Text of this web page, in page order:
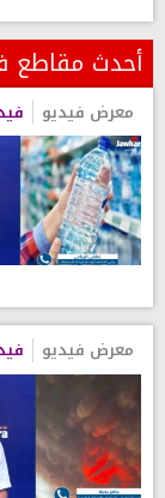
أحدث مقاطع
معرض فيديو
معرض فيديو